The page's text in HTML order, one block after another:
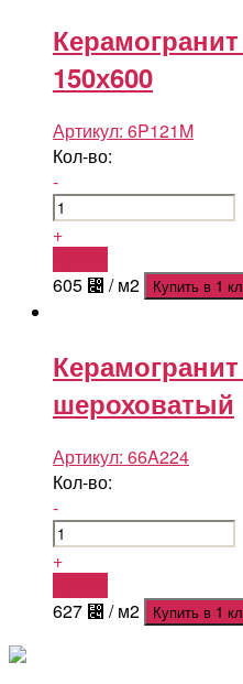
150х600
Артикул: 6P121M
Кол-во:
-
+
605 ⃄ / м2 Купить в 1
шероховатый
Артикул: 66A224
Кол-во:
-
+
627 ⃄ / м2 Купить в 1